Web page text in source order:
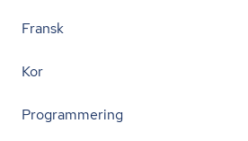
Fransk
Kor
Programmering